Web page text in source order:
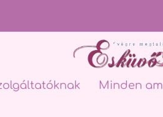
Minden